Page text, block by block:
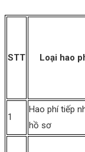
STT Loại hao
1
Hao phí tiếp
hồ sơ